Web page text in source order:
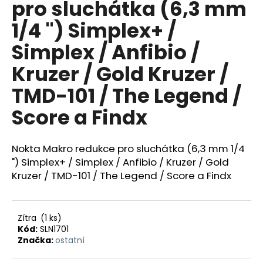
pro sluchátka (6,3 mm
1/4 ") Simplex+ /
Simplex / Anfibio /
Kruzer / Gold Kruzer /
TMD-101 / The Legend /
Score a Findx
Nokta Makro redukce pro sluchátka (6,3 mm 1/4
") Simplex+ / Simplex / Anfibio / Kruzer / Gold
Kruzer / TMD-101 / The Legend / Score a Findx
Zítra (1 ks)
Kód: SLN1701
Značka:ostatní
a
j
í
t
?
o
p
o